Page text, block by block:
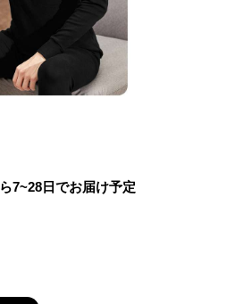
7~28日でお届け予定